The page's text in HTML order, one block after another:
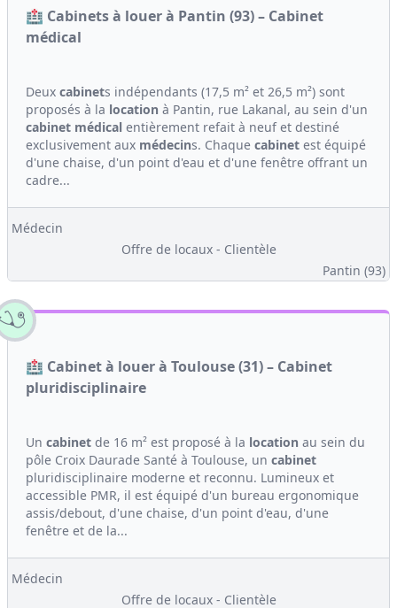
🏥 Cabinets à louer à Pantin (93) – Cabinet
médical
Deux cabinets indépendants (17,5 m² et 26,5 m²) sont
proposés à la location à Pantin, rue Lakanal, au sein d'un
cabinet médical entièrement refait à neuf et destiné
exclusivement aux médecins. Chaque cabinet est équipé
d'une chaise, d'un point d'eau et d'une fenêtre offrant un
cadre...
Médecin
Offre de locaux - Clientèle
Pantin (93)
🏥 Cabinet à louer à Toulouse (31) – Cabinet
pluridisciplinaire
Un cabinet de 16 m² est proposé à la location au sein du
pôle Croix Daurade Santé à Toulouse, un cabinet
pluridisciplinaire moderne et reconnu. Lumineux et
accessible PMR, il est équipé d'un bureau ergonomique
assis/debout, d'une chaise, d'un point d'eau, d'une
fenêtre et de la...
Médecin
Offre de locaux - Clientèle